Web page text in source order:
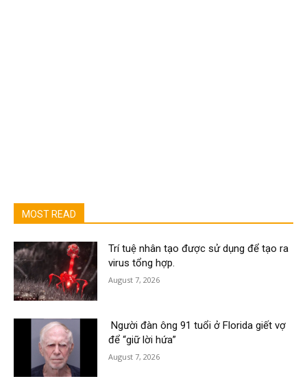
MOST READ
Trí tuệ nhân tạo được sử dụng để tạo ra
virus tổng hợp.
August 7, 2026
Người đàn ông 91 tuổi ở Florida giết vợ
để “giữ lời hứa”
August 7, 2026